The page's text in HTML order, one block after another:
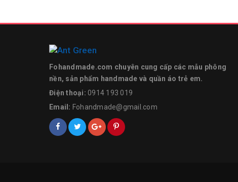
Fohandmade.com chuyên cung cấp các mẫu phông
nền, sản phẩm handmade và quần áo trẻ em.
Điện thoại: 0914 193 019
Email: Fohandmade@gmail.com